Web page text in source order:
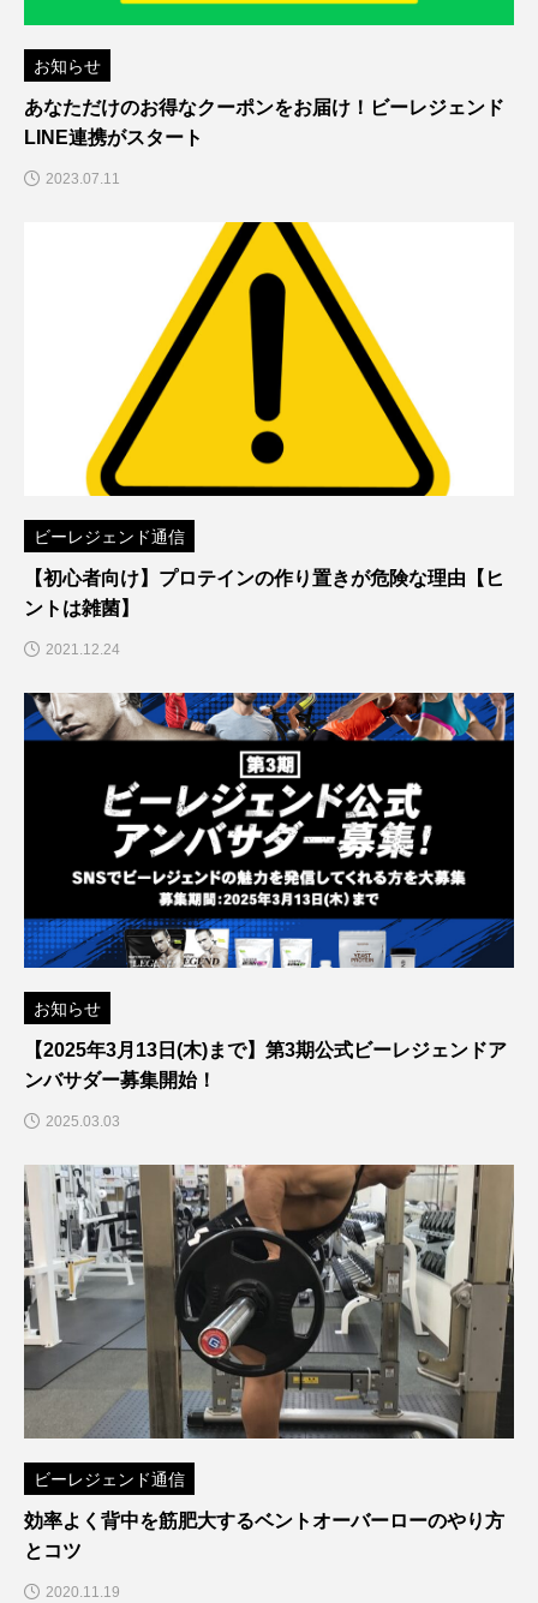
お知らせ
あなただけのお得なクーポンをお届け！ビーレジェンド
LINE連携がスタート
2023.07.11
ビーレジェンド通信
【初心者向け】プロテインの作り置きが危険な理由【ヒ
ントは雑菌】
2021.12.24
お知らせ
【2025年3月13日(木)まで】第3期公式ビーレジェンドア
ンバサダー募集開始！
2025.03.03
ビーレジェンド通信
効率よく背中を筋肥大するベントオーバーローのやり方
とコツ
2020.11.19